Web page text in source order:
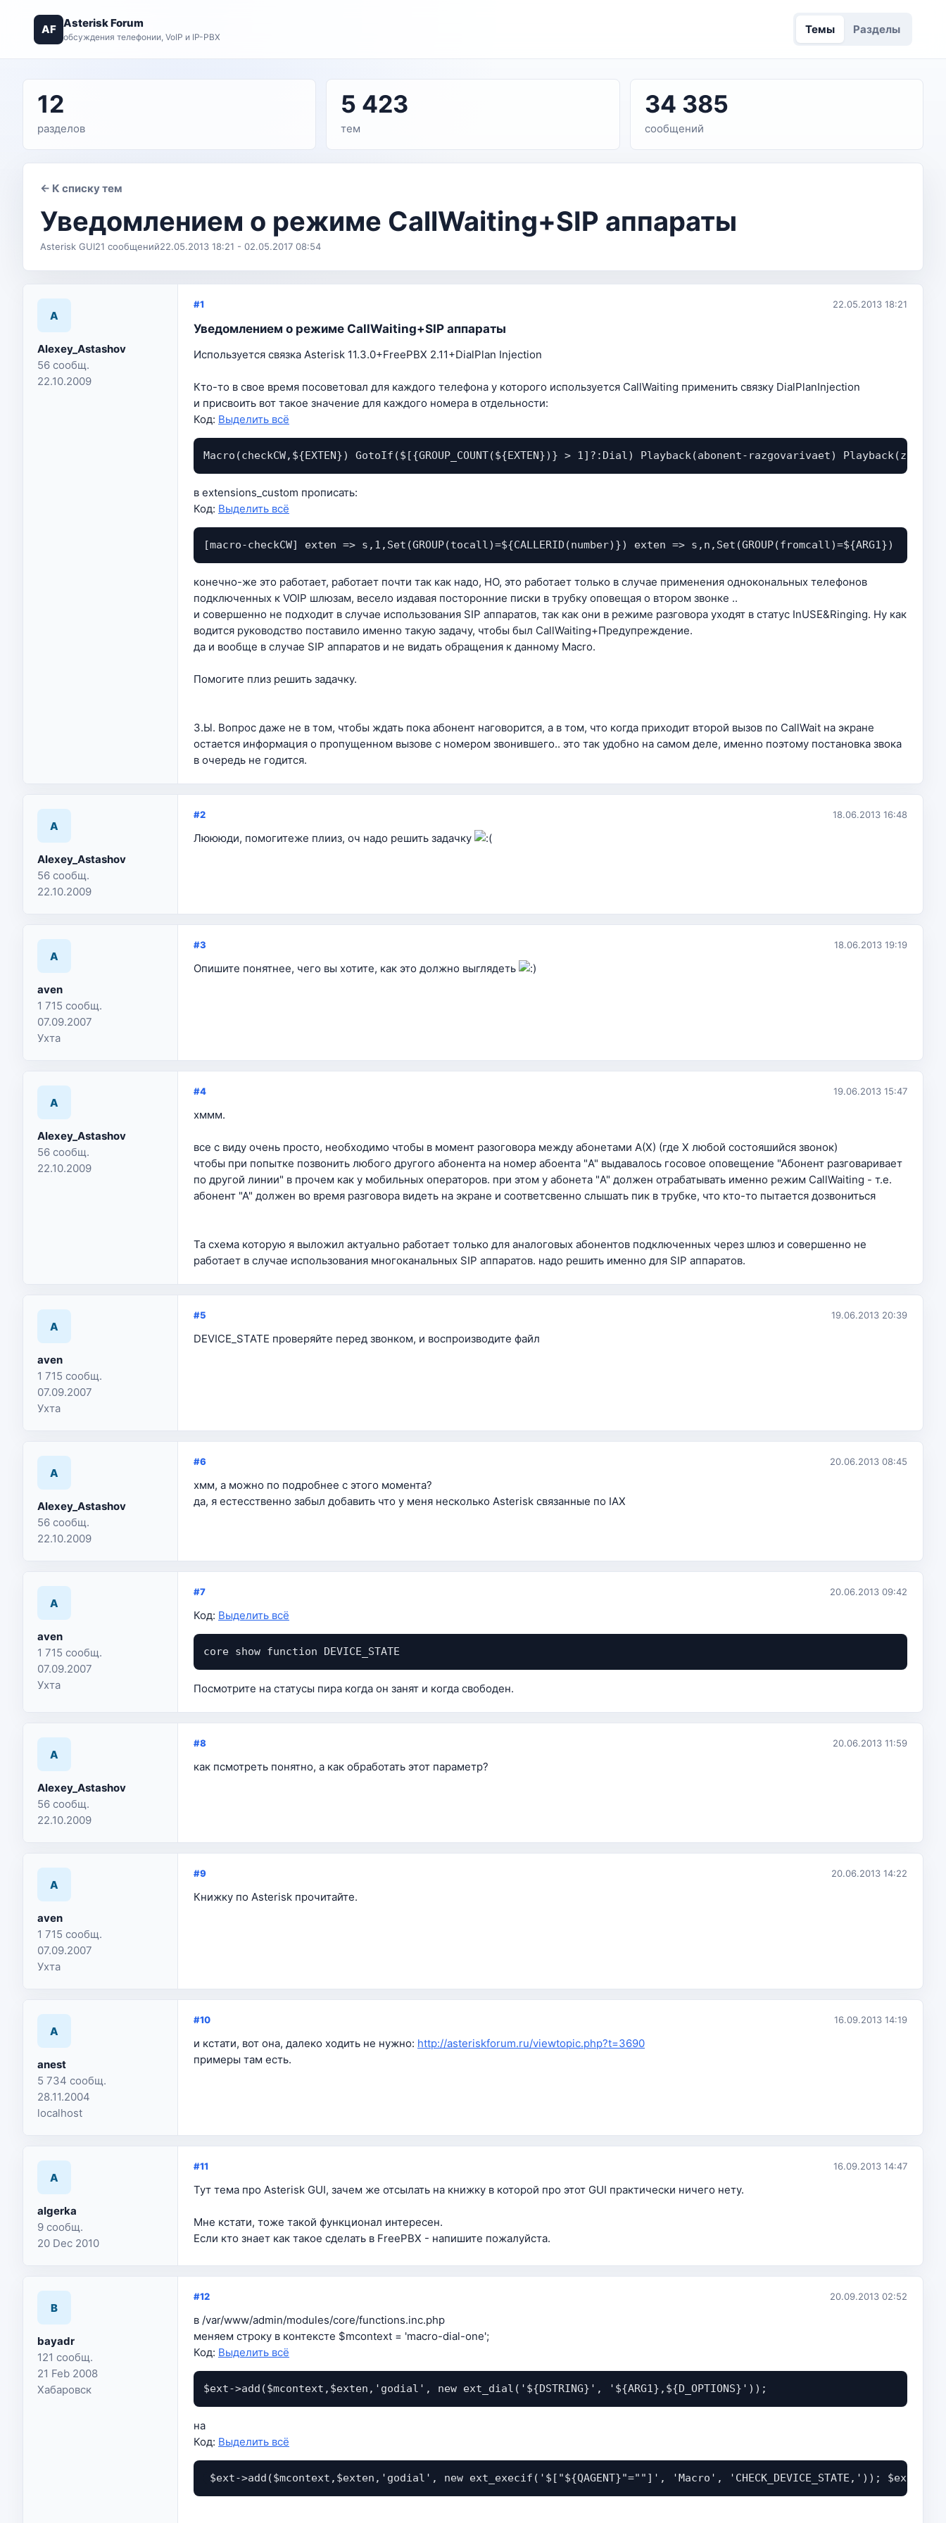
AF Asterisk Forum
обсуждения телефонии, VoIP и IP-PBX
Темы Разделы
12
разделов
5 423
тем
34 385
сообщений
← К списку тем
Уведомлением о режиме CallWaiting+SIP аппараты
Asterisk GUI21 сообщений22.05.2013 18:21 - 02.05.2017 08:54
A
Alexey_Astashov
56 сообщ.
22.10.2009
#1 22.05.2013 18:21
Уведомлением о режиме CallWaiting+SIP аппараты
Используется связка Asterisk 11.3.0+FreePBX 2.11+DialPlan Injection
Кто-то в свое время посоветовал для каждого телефона у которого используется CallWaiting применить связку DialPlanInjection
и присвоить вот такое значение для каждого номера в отдельности:
Код: Выделить всё
Macro(checkCW,${EXTEN}) GotoIf($[{GROUP_COUNT(${EXTEN})} > 1]?:Dial) Playback(abonent-razgovarivaet)
в extensions_custom прописать:
Код: Выделить всё
[macro-checkCW] exten => s,1,Set(GROUP(tocall)=${CALLERID(number)}) exten => s,n,Set(GROUP(fromcall)=${ARG1})
конечно-же это работает, работает почти так как надо, НО, это работает только в случае применения однокональных телефонов
подключенных к VOIP шлюзам, весело издавая посторонние писки в трубку оповещая о втором звонке ..
и совершенно не подходит в случае использования SIP аппаратов, так как они в режиме разговора уходят в статус InUSE&Ringing. Ну как
водится руководство поставило именно такую задачу, чтобы был CallWaiting+Предупреждение.
да и вообще в случае SIP аппаратов и не видать обращения к данному Macro.
Помогите плиз решить задачку.
З.Ы. Вопрос даже не в том, чтобы ждать пока абонент наговорится, а в том, что когда приходит второй вызов по CallWait на экране
остается информация о пропущенном вызове с номером звонившего.. это так удобно на самом деле, именно поэтому постановка звока
в очередь не годится.
A
Alexey_Astashov
56 сообщ.
22.10.2009
#2 18.06.2013 16:48
Люююди, помогитеже плииз, оч надо решить задачку
A
aven
1 715 сообщ.
07.09.2007
Ухта
#3 18.06.2013 19:19
Опишите понятнее, чего вы хотите, как это должно выглядеть
A
Alexey_Astashov
56 сообщ.
22.10.2009
#4 19.06.2013 15:47
хммм.
все с виду очень просто, необходимо чтобы в момент разоговора между абонетами A(X) (где X любой состояшийся звонок)
чтобы при попытке позвонить любого другого абонента на номер абоента "A" выдавалось госовое оповещение "Абонент разговаривает
по другой линии" в прочем как у мобильных операторов. при этом у абонета "A" должен отрабатывать именно режим CallWaiting - т.е.
абонент "А" должен во время разговора видеть на экране и соответсвенно слышать пик в трубке, что кто-то пытается дозвониться
Та схема которую я выложил актуально работает только для аналоговых абонентов подключенных через шлюз и совершенно не
работает в случае использования многоканальных SIP аппаратов. надо решить именно для SIP аппаратов.
A
aven
1 715 сообщ.
07.09.2007
Ухта
#5 19.06.2013 20:39
DEVICE_STATE проверяйте перед звонком, и воспроизводите файл
A
Alexey_Astashov
56 сообщ.
22.10.2009
#6 20.06.2013 08:45
хмм, а можно по подробнее с этого момента?
да, я естесственно забыл добавить что у меня несколько Asterisk связанные по IAX
A
aven
1 715 сообщ.
07.09.2007
Ухта
#7 20.06.2013 09:42
Код: Выделить всё
core show function DEVICE_STATE
Посмотрите на статусы пира когда он занят и когда свободен.
A
Alexey_Astashov
56 сообщ.
22.10.2009
#8 20.06.2013 11:59
как псмотреть понятно, а как обработать этот параметр?
A
aven
1 715 сообщ.
07.09.2007
Ухта
#9 20.06.2013 14:22
Книжку по Asterisk прочитайте.
A
anest
5 734 сообщ.
28.11.2004
localhost
#10 16.09.2013 14:19
и кстати, вот она, далеко ходить не нужно: http://asteriskforum.ru/viewtopic.php?t=3690
примеры там есть.
A
algerka
9 сообщ.
20 Dec 2010
#11 16.09.2013 14:47
Тут тема про Asterisk GUI, зачем же отсылать на книжку в которой про этот GUI практически ничего нету.
Мне кстати, тоже такой функционал интересен.
Если кто знает как такое сделать в FreePBX - напишите пожалуйста.
B
bayadr
121 сообщ.
21 Feb 2008
Хабаровск
#12 20.09.2013 02:52
в /var/www/admin/modules/core/functions.inc.php
меняем строку в контексте $mcontext = 'macro-dial-one';
Код: Выделить всё
$ext->add($mcontext,$exten,'godial', new ext_dial('${DSTRING}', '${ARG1},${D_OPTIONS}'));
на
Код: Выделить всё
$ext->add($mcontext,$exten,'godial', new ext_execif('$["${QAGENT}"=""]', 'Macro', 'CHECK_DEVICE_STATE,')); $ext-